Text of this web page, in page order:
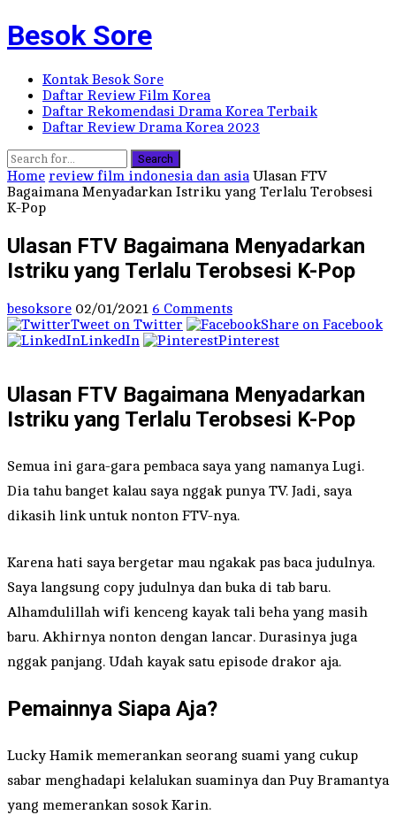
Besok Sore
Kontak Besok Sore
Daftar Review Film Korea
Daftar Rekomendasi Drama Korea Terbaik
Daftar Review Drama Korea 2023
Search
Home review film indonesia dan asia Ulasan FTV
Bagaimana Menyadarkan Istriku yang Terlalu Terobsesi
K-Pop
Ulasan FTV Bagaimana Menyadarkan
Istriku yang Terlalu Terobsesi K-Pop
besoksore 02/01/2021 6 Comments
Tweet on Twitter
Share on Facebook
LinkedIn
Pinterest
Ulasan FTV Bagaimana Menyadarkan
Istriku yang Terlalu Terobsesi K-Pop
Semua ini gara-gara pembaca saya yang namanya Lugi.
Dia tahu banget kalau saya nggak punya TV. Jadi, saya
dikasih link untuk nonton FTV-nya.
Karena hati saya bergetar mau ngakak pas baca judulnya.
Saya langsung copy judulnya dan buka di tab baru.
Alhamdulillah wifi kenceng kayak tali beha yang masih
baru. Akhirnya nonton dengan lancar. Durasinya juga
nggak panjang. Udah kayak satu episode drakor aja.
Pemainnya Siapa Aja?
Lucky Hamik memerankan seorang suami yang cukup
sabar menghadapi kelalukan suaminya dan Puy Bramantya
yang memerankan sosok Karin.